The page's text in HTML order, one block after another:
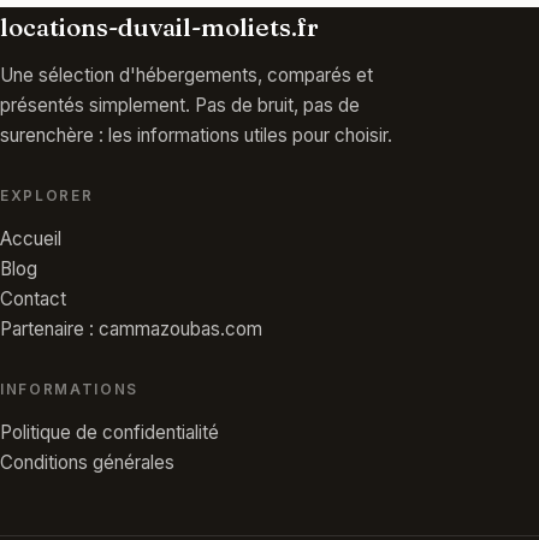
locations-duvail-moliets.fr
Une sélection d'hébergements, comparés et
présentés simplement. Pas de bruit, pas de
surenchère : les informations utiles pour choisir.
EXPLORER
Accueil
Blog
Contact
Partenaire : cammazoubas.com
INFORMATIONS
Politique de confidentialité
Conditions générales